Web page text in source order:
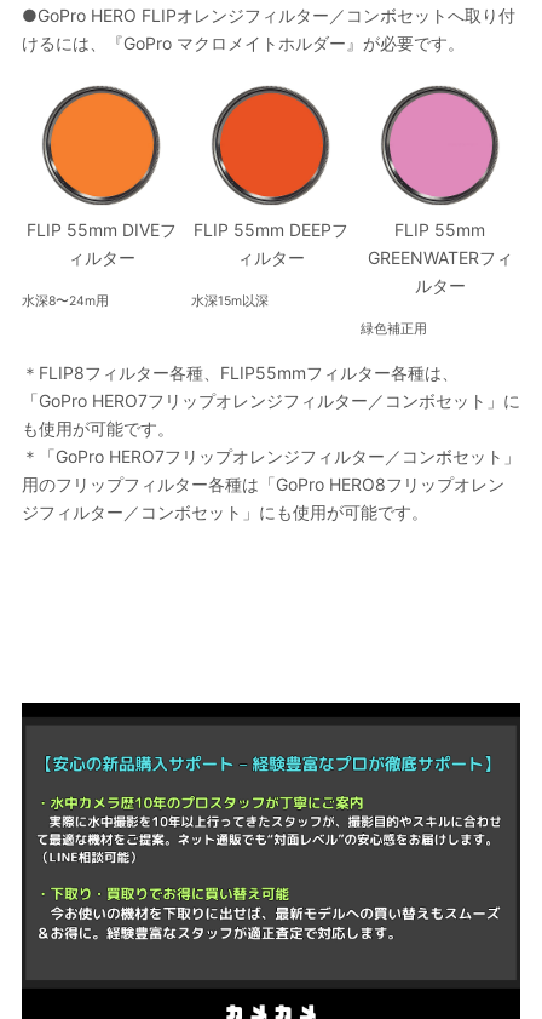
●GoPro HERO FLIPオレンジフィルター／コンボセットへ取り付
けるには、『GoPro マクロメイトホルダー』が必要です。
FLIP 55mm DIVEフ
ィルター
水深8〜24m用
FLIP 55mm DEEPフ
ィルター
水深15m以深
FLIP 55mm
GREENWATERフィ
ルター
緑色補正用
＊FLIP8フィルター各種、FLIP55mmフィルター各種は、
「GoPro HERO7フリップオレンジフィルター／コンボセット」に
も使用が可能です。
＊「GoPro HERO7フリップオレンジフィルター／コンボセット」
用のフリップフィルター各種は「GoPro HERO8フリップオレン
ジフィルター／コンボセット」にも使用が可能です。